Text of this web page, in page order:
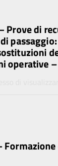
Prove di
operative